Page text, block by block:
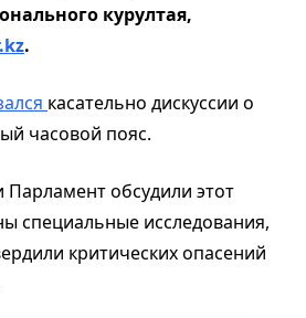
курултая,
.
касательно дискуссии о
часовой пояс.
Парламент обсудили этот
специальные исследования,
критических опасений